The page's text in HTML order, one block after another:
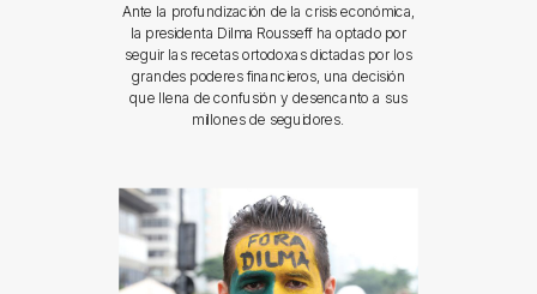
Ante la profundización de la crisis económica,
la presidenta Dilma Rousseff ha optado por
seguir las recetas ortodoxas dictadas por los
grandes poderes financieros, una decisión
que llena de confusión y desencanto a sus
millones de seguidores.